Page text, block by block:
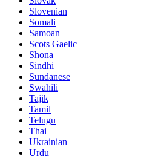
Slovenian
Somali
Samoan
Scots Gaelic
Shona
Sindhi
Sundanese
Swahili
Tajik
Tamil
Telugu
Thai
Ukrainian
Urdu